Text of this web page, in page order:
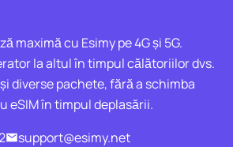
maximă cu Esimy pe 4G și 5G.
la altul în timpul călătoriilor dvs.
diverse pachete, fără a schimba
eSIM în timpul deplasării.
support@esimy.net